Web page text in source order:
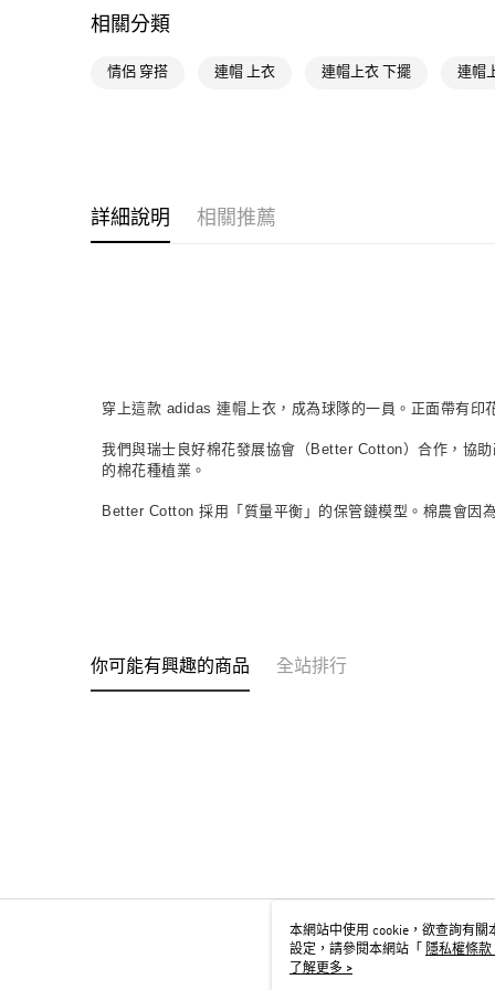
相關分類
情侶 穿搭 連帽 上衣 連帽上衣 下擺 連帽
詳細說明 相關推薦
穿上這款 adidas 連帽上衣，成為球隊的一員。正面帶有
我們與瑞士良好棉花發展協會（Better Cotton）合作，協
的棉花種植業。
Better Cotton 採用「質量平衡」的保管鏈模型。棉農會
你可能有興趣的商品 全站排行
本網站中使用 cookie，欲查詢有關
設定，請參閱本網站「
隱私權條款
用 cookie。
了解更多 >